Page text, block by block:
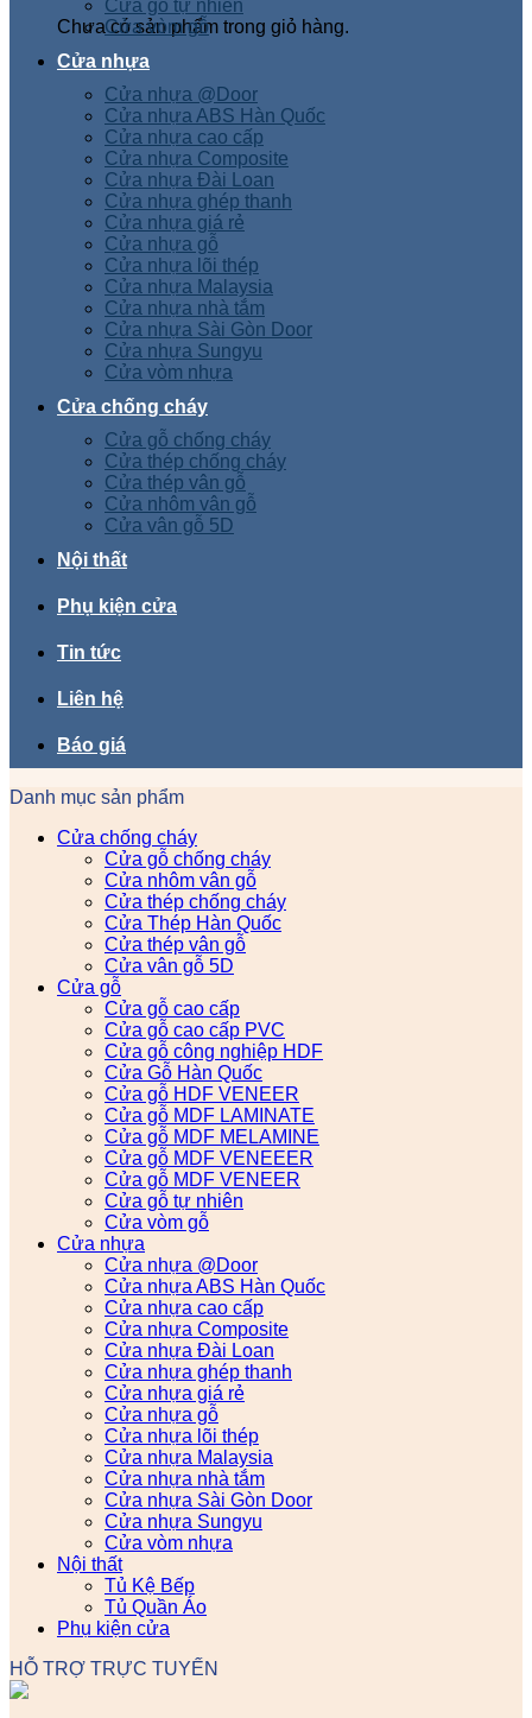
Chưa có sản phẩm trong giỏ hàng.
Cửa gỗ tự nhiên
Cửa vòm gỗ
Cửa nhựa
Cửa nhựa @Door
Cửa nhựa ABS Hàn Quốc
Cửa nhựa cao cấp
Cửa nhựa Composite
Cửa nhựa Đài Loan
Cửa nhựa ghép thanh
Cửa nhựa giá rẻ
Cửa nhựa gỗ
Cửa nhựa lõi thép
Cửa nhựa Malaysia
Cửa nhựa nhà tắm
Cửa nhựa Sài Gòn Door
Cửa nhựa Sungyu
Cửa vòm nhựa
Cửa chống cháy
Cửa gỗ chống cháy
Cửa thép chống cháy
Cửa thép vân gỗ
Cửa nhôm vân gỗ
Cửa vân gỗ 5D
Nội thất
Phụ kiện cửa
Tin tức
Liên hệ
Báo giá
Danh mục sản phẩm
Cửa chống cháy
Cửa gỗ chống cháy
Cửa nhôm vân gỗ
Cửa thép chống cháy
Cửa Thép Hàn Quốc
Cửa thép vân gỗ
Cửa vân gỗ 5D
Cửa gỗ
Cửa gỗ cao cấp
Cửa gỗ cao cấp PVC
Cửa gỗ công nghiệp HDF
Cửa Gỗ Hàn Quốc
Cửa gỗ HDF VENEER
Cửa gỗ MDF LAMINATE
Cửa gỗ MDF MELAMINE
Cửa gỗ MDF VENEEER
Cửa gỗ MDF VENEER
Cửa gỗ tự nhiên
Cửa vòm gỗ
Cửa nhựa
Cửa nhựa @Door
Cửa nhựa ABS Hàn Quốc
Cửa nhựa cao cấp
Cửa nhựa Composite
Cửa nhựa Đài Loan
Cửa nhựa ghép thanh
Cửa nhựa giá rẻ
Cửa nhựa gỗ
Cửa nhựa lõi thép
Cửa nhựa Malaysia
Cửa nhựa nhà tắm
Cửa nhựa Sài Gòn Door
Cửa nhựa Sungyu
Cửa vòm nhựa
Nội thất
Tủ Kệ Bếp
Tủ Quần Áo
Phụ kiện cửa
HỖ TRỢ TRỰC TUYẾN